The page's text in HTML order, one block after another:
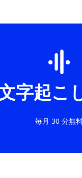
字起こ
毎月 30 分無